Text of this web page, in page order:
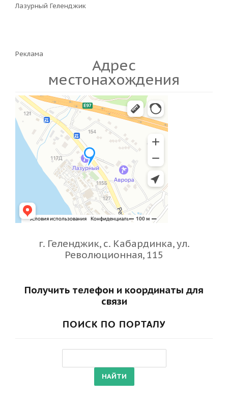
Лазурный Геленджик
Реклама
Адрес
местонахождения
г. Геленджик, с. Кабардинка, ул.
Революционная, 115
Получить телефон и координаты для
связи
ПОИСК ПО ПОРТАЛУ